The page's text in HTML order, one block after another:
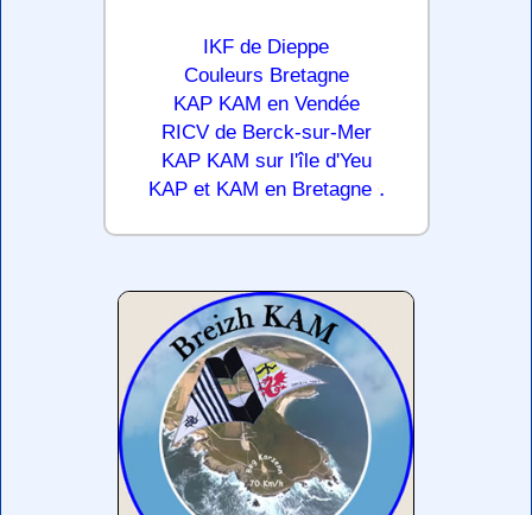
IKF de Dieppe
Couleurs Bretagne
KAP KAM en Vendée
RICV de Berck-sur-Mer
KAP KAM sur l'île d'Yeu
KAP et KAM en Bretagne .